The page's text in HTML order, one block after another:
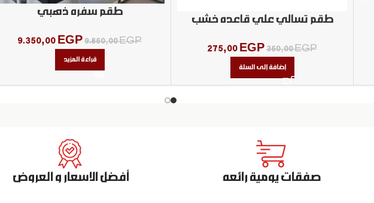
طقم تسالي علي قاعده خشب
350,00EGP
275,00 EGP
إضافة إلى السلة
طقم سفره ذهبي
9.850,00EGP
9.350,00 EGP
قراءة المزيد
صفقات يومية رائعه أفضل الاسعار و العروض